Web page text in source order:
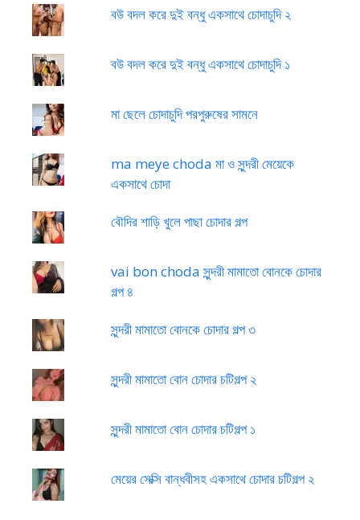
বউ বদল করে দুই বন্ধু একসাথে চোদাচুদি ২
বউ বদল করে দুই বন্ধু একসাথে চোদাচুদি ১
মা ছেলে চোদাচুদি পরপুরুষের সামনে
ma meye choda মা ও সুন্দরী মেয়েকে
একসাথে চোদা
বৌদির শাড়ি খুলে পাছা চোদার গল্প
vai bon choda সুন্দরী মামাতো বোনকে চোদার
গল্প ৪
সুন্দরী মামাতো বোনকে চোদার গল্প ৩
সুন্দরী মামাতো বোন চোদার চটিগল্প ২
সুন্দরী মামাতো বোন চোদার চটিগল্প ১
মেয়ের সেক্সি বান্ধবীসহ একসাথে চোদার চটিগল্প ২